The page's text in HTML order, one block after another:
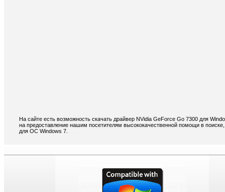
На сайте есть возможность скачать драйвер NVidia GeForce Go 7300 для
на предоставление нашим посетителям высококачественной помощи в
для ОС Windows 7.